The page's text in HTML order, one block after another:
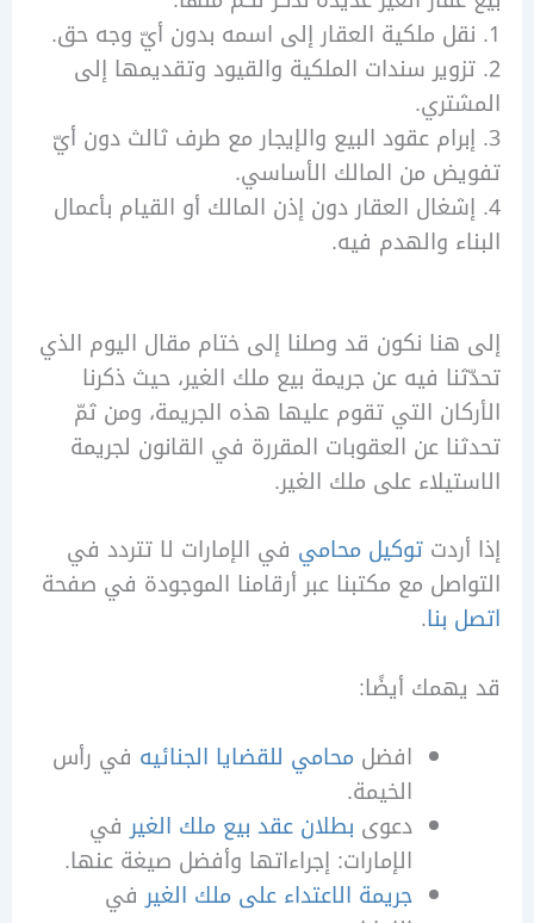
سندات الملكية والقيود وتقديمها إلى
عقود البيع والإيجار مع طرف ثالث دون أيّ
من المالك الأساسي.
العقار دون إذن المالك أو القيام بأعمال
والهدم فيه.
نكون قد وصلنا إلى ختام مقال اليوم الذي
فيه عن جريمة بيع ملك الغير، حيث ذكرنا
التي تقوم عليها هذه الجريمة، ومن ثمّ
عن العقوبات المقررة في القانون لجريمة
على ملك الغير.
توكيل محاميفي الإمارات لا تتردد في
مع مكتبنا عبر أرقامنا الموجودة في صفحة
.
أيضًا:
افضلمحامي للقضايا الجنائيه في رأس
دعوىبطلان عقد بيع ملك الغيرفي
الإمارات: إجراءاتها وأفضل صيغة عنها.
جريمة الاعتداء على ملك الغيرفي